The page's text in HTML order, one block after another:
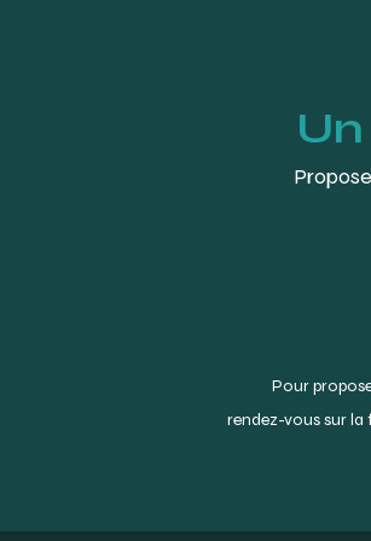
Pour
rendez-vous sur